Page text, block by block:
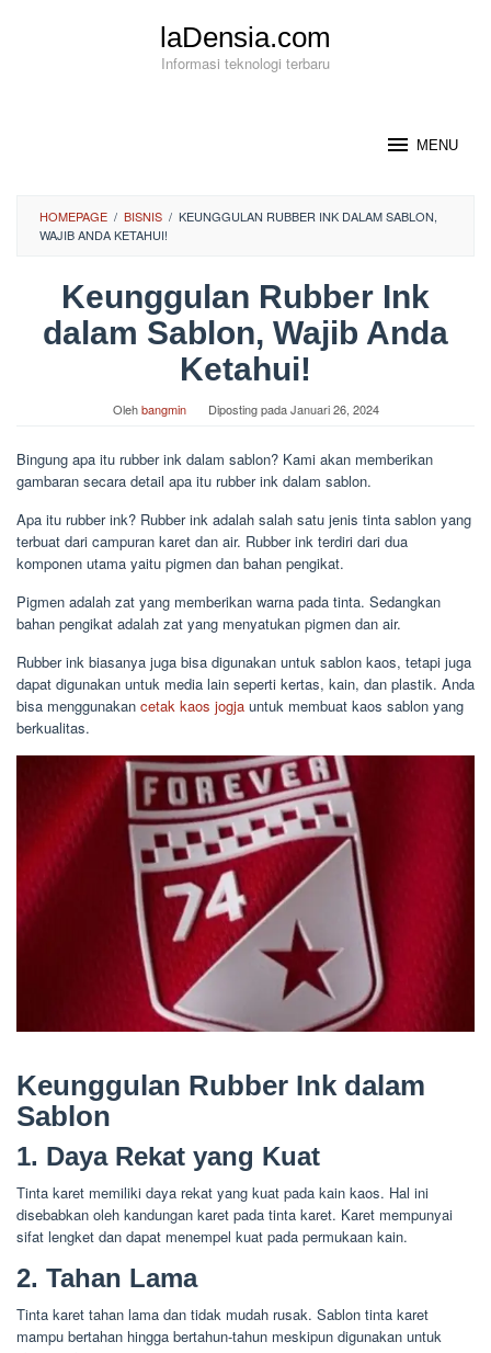
laDensia.com
Informasi teknologi terbaru
MENU
HOMEPAGE / BISNIS / KEUNGGULAN RUBBER INK DALAM SABLON,
WAJIB ANDA KETAHUI!
Keunggulan Rubber Ink
dalam Sablon, Wajib Anda
Ketahui!
Olehbangmin Diposting padaJanuari 26, 2024
Bingung apa itu rubber ink dalam sablon? Kami akan memberikan
gambaran secara detail apa itu rubber ink dalam sablon.
Apa itu rubber ink? Rubber ink adalah salah satu jenis tinta sablon yang
terbuat dari campuran karet dan air. Rubber ink terdiri dari dua
komponen utama yaitu pigmen dan bahan pengikat.
Pigmen adalah zat yang memberikan warna pada tinta. Sedangkan
bahan pengikat adalah zat yang menyatukan pigmen dan air.
Rubber ink biasanya juga bisa digunakan untuk sablon kaos, tetapi juga
dapat digunakan untuk media lain seperti kertas, kain, dan plastik. Anda
bisa menggunakan cetak kaos jogja untuk membuat kaos sablon yang
berkualitas.
Keunggulan Rubber Ink dalam
Sablon
1. Daya Rekat yang Kuat
Tinta karet memiliki daya rekat yang kuat pada kain kaos. Hal ini
disebabkan oleh kandungan karet pada tinta karet. Karet mempunyai
sifat lengket dan dapat menempel kuat pada permukaan kain.
2. Tahan Lama
Tinta karet tahan lama dan tidak mudah rusak. Sablon tinta karet
mampu bertahan hingga bertahun-tahun meskipun digunakan untuk